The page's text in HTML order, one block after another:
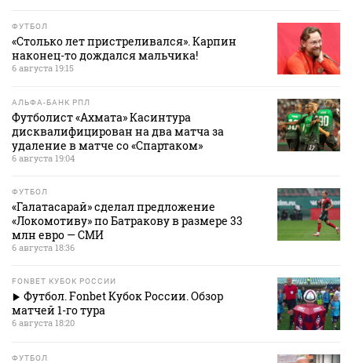
ФУТБОЛ
«Столько лет пристреливался». Карпин
наконец-то дождался мальчика!
6 августа 19:15
АЛЬФА-БАНК РПЛ
Футболист «Ахмата» Касинтура
дисквалифицирован на два матча за
удаление в матче со «Спартаком»
6 августа 19:04
ФУТБОЛ
«Галатасарай» сделал предложение
«Локомотиву» по Батракову в размере 33
млн евро — СМИ
6 августа 18:36
FONBET КУБОК РОССИИ
Футбол. Fonbet Кубок России. Обзор
матчей 1-го тура
6 августа 18:20
ФУТБОЛ